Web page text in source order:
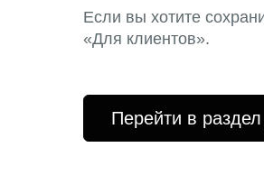
Если вы хотите
«Для клиентов».
Перейти в